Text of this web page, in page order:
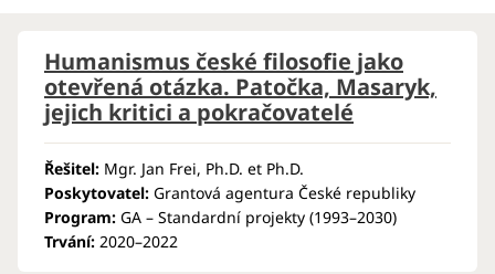
Humanismus české filosofie jako
otevřená otázka. Patočka, Masaryk,
jejich kritici a pokračovatelé
Řešitel: Mgr. Jan Frei, Ph.D. et Ph.D.
Poskytovatel: Grantová agentura České republiky
Program: GA – Standardní projekty (1993–2030)
Trvání: 2020–2022